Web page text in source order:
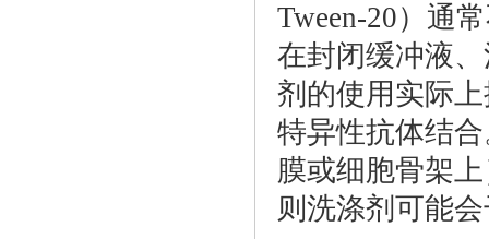
Tween-20）通
在封闭缓冲液
剂的使用实际
特异性抗体结
膜或细胞骨架
则洗涤剂可能